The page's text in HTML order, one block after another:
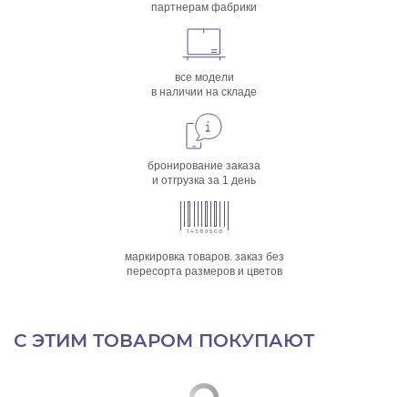
партнерам фабрики
все модели
в наличии на складе
бронирование заказа
и отгрузка за 1 день
маркировка товаров. заказ без
пересорта размеров и цветов
С ЭТИМ ТОВАРОМ ПОКУПАЮТ